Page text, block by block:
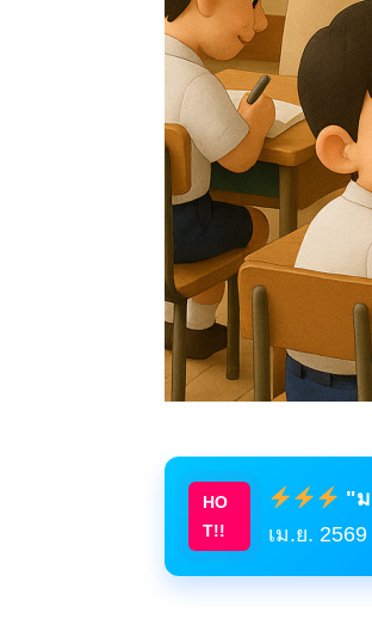
HO
T!!
"
เม.ย. 2569